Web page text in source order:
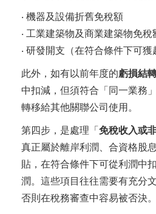
‧ 機器及設備折舊免稅額
‧ 工業建築物及商業建築物免稅
‧ 研發開支（在符合條件下可獲
此外，如有以前年度的虧損結
中扣減，但須符合「同一業務
轉移給其他關聯公司使用。
第四步，是處理「免稅收入或
真正屬於離岸利潤、合資格股
貼，在符合條件下可從利潤中
潤。這些項目往往需要有充分
否則在稅務審查中容易被否決。